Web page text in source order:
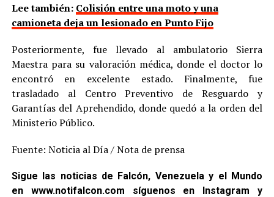
Lee también: Colisión entre una moto y una
camioneta deja un lesionado en Punto Fijo
Posteriormente, fue llevado al ambulatorio Sierra
Maestra para su valoración médica, donde el doctor lo
encontró en excelente estado. Finalmente, fue
trasladado al Centro Preventivo de Resguardo y
Garantías del Aprehendido, donde quedó a la orden del
Ministerio Público.
Fuente: Noticia al Día / Nota de prensa
Sigue las noticias de Falcón, Venezuela y el Mundo
en www.notifalcon.com síguenos en Instagram y